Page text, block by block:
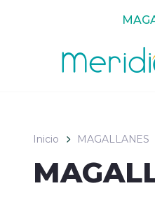
Inicio MAGALLANES